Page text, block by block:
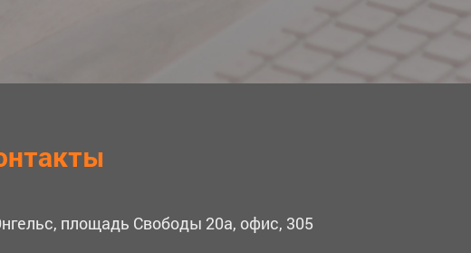
площадь Свободы 20а, офис, 305